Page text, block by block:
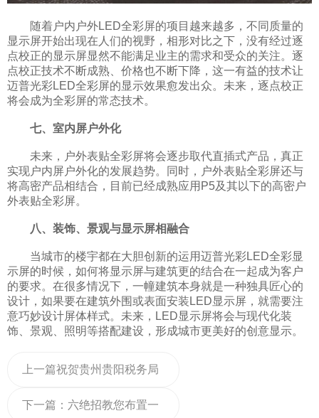
随着户内户外LED全彩屏的项目越来越多，不同质量的
显示屏开始出现在人们的视野，相形对比之下，没有经过逐
点校正的显示屏显然不能满足业主的需求和受众的关注。逐
点校正技术不断成熟、价格也不断下降，这一有益的技术让
迈普光彩LED全彩屏的显示效果愈发出众。未来，逐点校正
将会成为全彩屏的常态技术。
七、室内屏户外化
未来，户外表贴全彩屏将会逐步取代直插式产品，真正
实现户内屏户外化的发展趋势。同时，户外表贴全彩屏还与
将高密产品相结合，目前已经成熟应用P5及其以下的高密户
外表贴全彩屏。
八、装饰、景观与显示屏相融合
当城市的楼宇都在大胆创新的运用迈普光彩LED全彩显
示屏的时候，如何将显示屏与建筑更的结合在一起成为客户
的要求。在很多情况下，一幢建筑本身就是一种独具匠心的
设计，如果要在建筑外围或表面安装LED显示屏，就需要注
意巧妙设计屏体样式。未来，LED显示屏将会与现代化装
饰、景观、照明等搭配建设，形成城市更美好的创意显示。
上一篇祝贺贵州贵阳税务局
室内P2全彩LED显示屏安装
下一篇： 六绝招教您布置一